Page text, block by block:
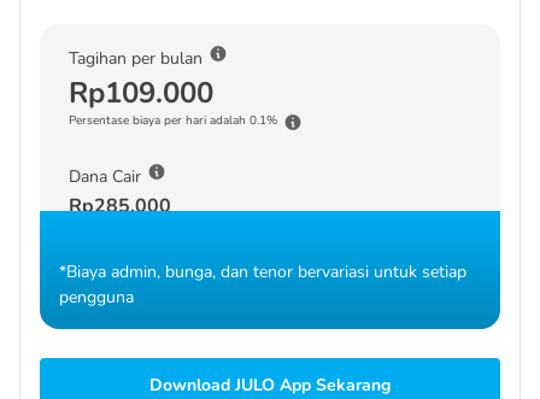
Tagihan per bulan
Rp109.000
Persentase biaya per hari adalah 0.1%
Dana Cair
Rp285.000
*Biaya admin, bunga, dan tenor bervariasi untuk setiap
pengguna
Download JULO App Sekarang